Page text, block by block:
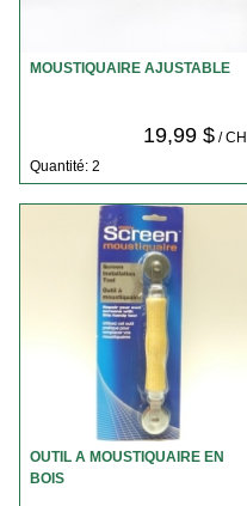
MOUSTIQUAIRE AJUSTABLE
19,99 $/ CH
Quantité: 2
OUTIL A MOUSTIQUAIRE EN
BOIS